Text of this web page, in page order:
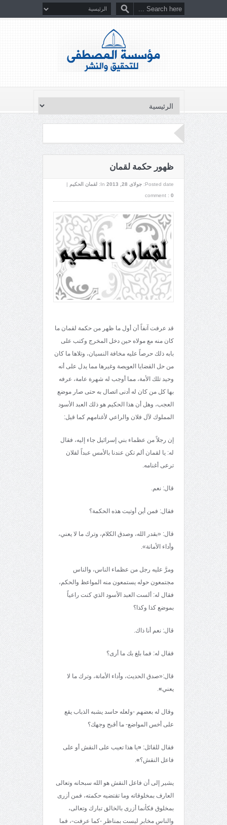
ظهور حكمة لقمان
Posted date: جولای 28, 2013 In: لقمان الحكيم |
comment : 0
قد عرفت آنفاً أن أول ما ظهر من حكمة لقمان ما
كان منه مع مولاه حين دخل المخرج وكتب على
بابه ذلك حرصاً عليه مخافة النسيان، وتلاها ما كان
من حل القضايا العويصة وغيرها مما يدل على أنه
وحيد تلك الأمة، مما أوجب له شهرة عامة، عرفه
بها كل من كان له أدنى اتصال به حتى صار موضع
العجب، وهل أن هذا الحكيم هو ذلك العبد الأسود
المملوك لآل فلان والراعي لأغنامهم كما قيل:
إن رجلاً من عظماء بني إسرائيل جاء إليه، فقال
له: يا لقمان ألم تكن عندنا بالأمس عبداً لفلان
ترعى أغنامه.
قال: نعم.
فقال: فمن أين أوتيت هذه الحكمة؟
قال: «بقدر الله، وصدق الكلام، وترك ما لا يعني،
وأداء الأمانة».
ومرَّ عليه رجل من عظماء الناس، والناس
مجتمعون حوله يستمعون منه المواعظ والحكم،
فقال له: ألست العبد الأسود الذي كنت راعياً
بموضع كذا وكذا؟
قال: نعم أنا ذاك.
فقال له: فما بلغ بك ما أرى؟
قال:«صدق الحديث، وأداء الأمانة، وترك ما لا
يعني»
.
وقال له بعضهم -ولعله حاسد يشبه الذباب يقع
على أخس المواضع- ما أقبح وجهك؟
فقال للقائل: «يا هذا تعيب على النقش أو على
فاعل النقش؟»
.
يشير إلى أن فاعل النقش هو الله سبحانه وتعالى
العارف بمخلوقاته وما تقتضيه حكمته، فمن أزرى
بمخلوق فكأنما أزرى بالخالق تبارك وتعالى،
والناس مخابر ليست بمناظر -كما عرفت-، فما